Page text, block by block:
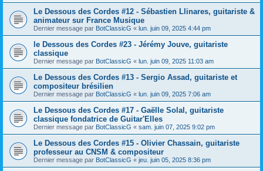
Le Dessous des Cordes #12 - Sébastien Llinares, guitariste &
animateur sur France Musique
Dernier message par BotClassicG « lun. juin 09, 2025 4:44 pm
le Dessous des Cordes #23 - Jérémy Jouve, guitariste
classique
Dernier message par BotClassicG « lun. juin 09, 2025 11:03 am
Le Dessous des Cordes #13 - Sergio Assad, guitariste et
compositeur brésilien
Dernier message par BotClassicG « lun. juin 09, 2025 7:06 am
Le Dessous des Cordes #17 - Gaëlle Solal, guitariste
classique fondatrice de Guitar'Elles
Dernier message par BotClassicG « sam. juin 07, 2025 9:02 pm
Le Dessous des Cordes #15 - Olivier Chassain, guitariste
professeur au CNSM & compositeur
Dernier message par BotClassicG « jeu. juin 05, 2025 8:36 pm